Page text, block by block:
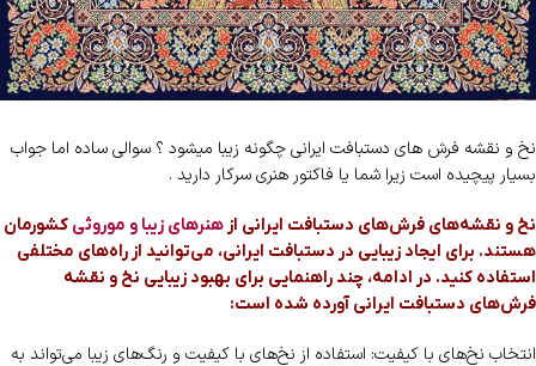
نخ و نقشه فرش های دستبافت ایرانی چگونه زیبا میشود ؟ سوالی ساده اما جواب
بسیار پیچیده است زیرا شما یا فاکتور هنری سرکار دارید .
نخ و نقشه‌های فرش‌های دستبافت ایرانی از هنرهای زیبا و موروثی کشورمان
هستند. برای ایجاد زیبایی در دستبافت ایرانی، می‌توانید از راه‌های مختلفی
استفاده کنید. در ادامه، چند راهنمایی برای بهبود زیبایی نخ و نقشه
فرش‌های دستبافت ایرانی آورده شده است:
انتخاب نخ‌های با کیفیت: استفاده از نخ‌های با کیفیت و رنگ‌های زیبا می‌تواند به